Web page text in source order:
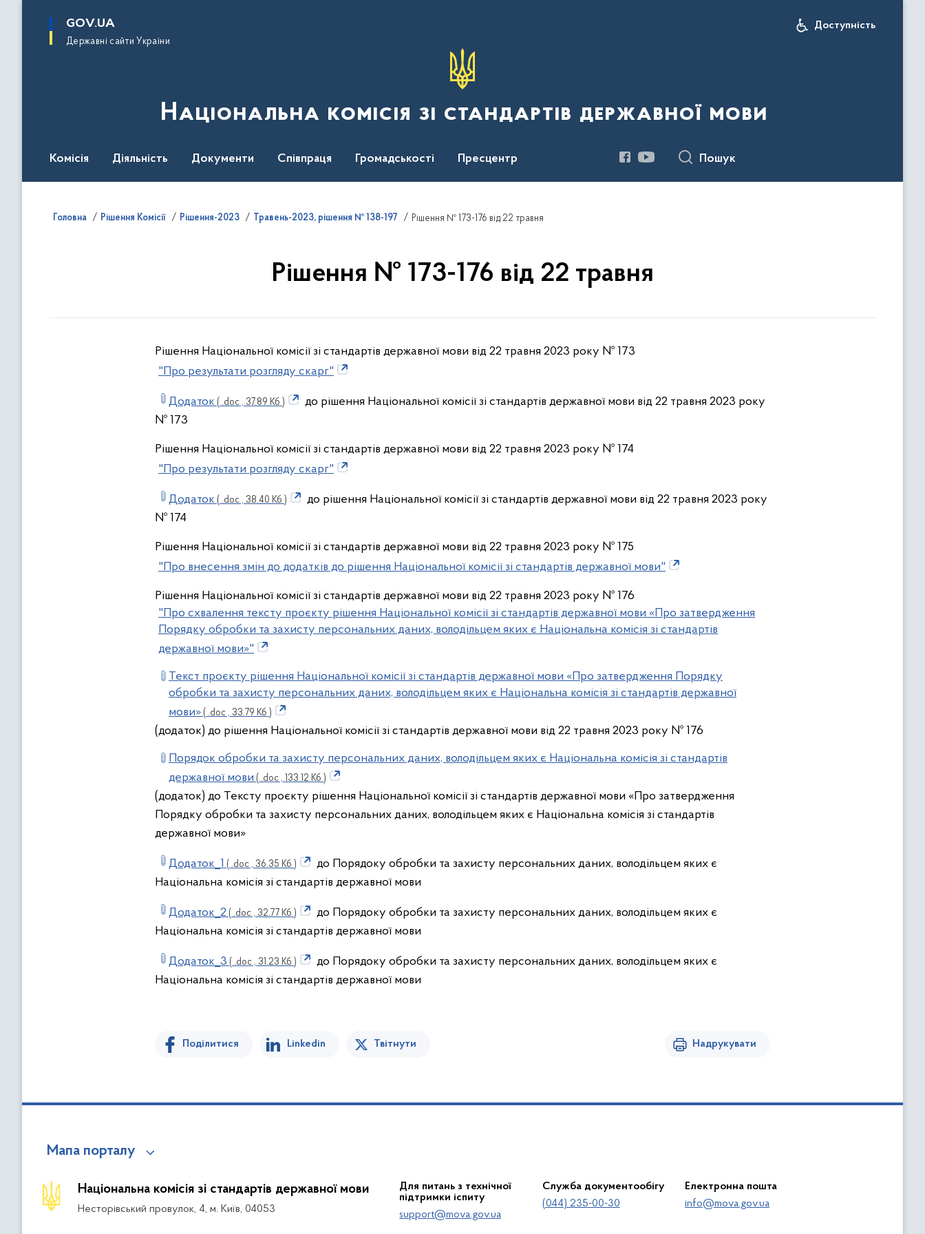
основного
GOV.UA
Державні сайти України
Доступність
Національна комісія зі стандартів державної мови
Комісія Діяльність Документи Співпраця Громадськості Пресцентр Пошук
Головна Рішення Комісії Рішення-2023 Травень-2023, рішення № 138-197 Рішення № 173-176 від 22 травня
Рішення № 173-176 від 22 травня
Рішення Національної комісії зі стандартів державної мови від 22 травня 2023 року № 173
"Про результати розгляду скарг"
Додаток ( .doc , 37.89 Кб )
до рішення Національної комісії зі стандартів державної мови від 22 травня 2023 року
№ 173
Рішення Національної комісії зі стандартів державної мови від 22 травня 2023 року № 174
"Про результати розгляду скарг"
Додаток ( .doc , 38.40 Кб )
до рішення Національної комісії зі стандартів державної мови від 22 травня 2023 року
№ 174
Рішення Національної комісії зі стандартів державної мови від 22 травня 2023 року № 175
"Про внесення змін до додатків до рішення Національної комісії зі стандартів державної мови"
Рішення Національної комісії зі стандартів державної мови від 22 травня 2023 року № 176
"Про схвалення тексту проєкту рішення Національної комісії зі стандартів державної мови «Про затвердження
Порядку обробки та захисту персональних даних, володільцем яких є Національна комісія зі стандартів
державної мови»"
Текст проєкту рішення Національної комісії зі стандартів державної мови «Про затвердження Порядку
обробки та захисту персональних даних, володільцем яких є Національна комісія зі стандартів державної
мови» ( .doc , 33.79 Кб )
(додаток) до рішення Національної комісії зі стандартів державної мови від 22 травня 2023 року № 176
Порядок обробки та захисту персональних даних, володільцем яких є Національна комісія зі стандартів
державної мови ( .doc , 133.12 Кб )
(додаток) до Тексту проєкту рішення Національної комісії зі стандартів державної мови «Про затвердження
Порядку обробки та захисту персональних даних, володільцем яких є Національна комісія зі стандартів
державної мови»
Додаток_1 ( .doc , 36.35 Кб )
до Порядоку обробки та захисту персональних даних, володільцем яких є
Національна комісія зі стандартів державної мови
Додаток_2 ( .doc , 32.77 Кб )
до Порядоку обробки та захисту персональних даних, володільцем яких є
Національна комісія зі стандартів державної мови
Додаток_3 ( .doc , 31.23 Кб )
до Порядоку обробки та захисту персональних даних, володільцем яких є
Національна комісія зі стандартів державної мови
Поділитися Linkedin Твітнути Надрукувати
Мапа порталу
Національна комісія зі стандартів державної мови
Несторівський провулок, 4, м. Київ, 04053
Для питань з технічної
підтримки іспиту
support@mova.gov.ua
Служба документообігу
(044) 235-00-30
Електронна пошта
info@mova.gov.ua